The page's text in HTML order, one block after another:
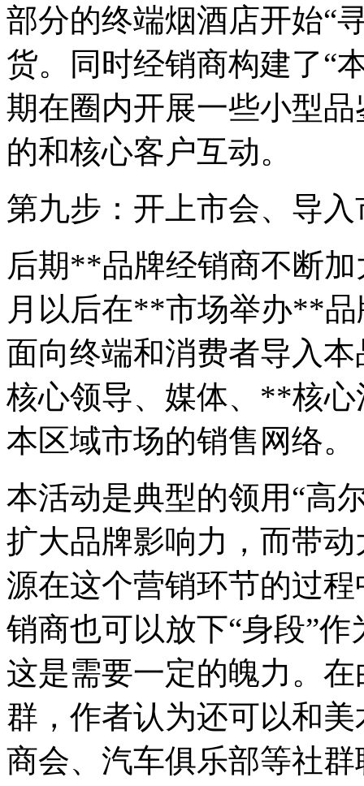
部分的终端烟酒店开始“
货。同时经销商构建了“
期在圈内开展一些小型
的和核心客户互动。
第九步：开上市会、导入
后期**品牌经销商不断
月以后在**市场举办**
面向终端和消费者导入
核心领导、媒体、**核
本区域市场的销售网络。
本活动是典型的领用“高
扩大品牌影响力，而带
源在这个营销环节的过
销商也可以放下“身段”
这是需要一定的魄力。
群，作者认为还可以和
商会、汽车俱乐部等社